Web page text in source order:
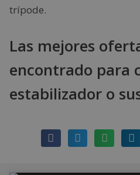
trípode.
Las mejores
encontrado para
estabilizador o